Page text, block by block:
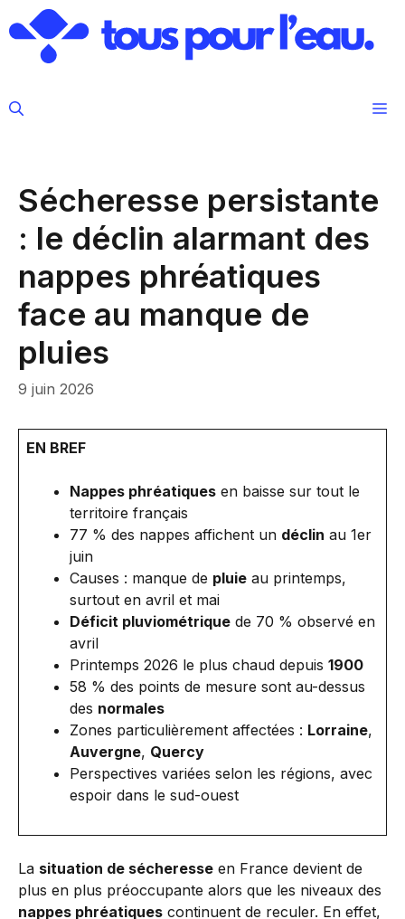
au
contenu
Sécheresse persistante
: le déclin alarmant des
nappes phréatiques
face au manque de
pluies
9 juin 2026
EN BREF
Nappes phréatiques en baisse sur tout le
territoire français
77 % des nappes affichent un déclin au 1er
juin
Causes : manque de pluie au printemps,
surtout en avril et mai
Déficit pluviométrique de 70 % observé en
avril
Printemps 2026 le plus chaud depuis 1900
58 % des points de mesure sont au-dessus
des normales
Zones particulièrement affectées : Lorraine,
Auvergne, Quercy
Perspectives variées selon les régions, avec
espoir dans le sud-ouest
La situation de sécheresse en France devient de
plus en plus préoccupante alors que les niveaux des
nappes phréatiques continuent de reculer. En effet,